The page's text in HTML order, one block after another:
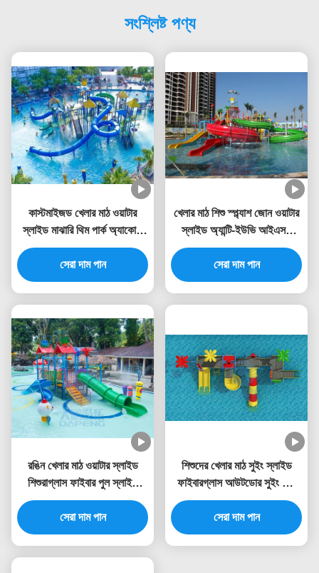
সংশ্লিষ্ট পণ্য
কাস্টমাইজড খেলার মাঠ ওয়াটার
স্লাইড মাঝারি থিম পার্ক অ্যাকোয়া
টাওয়ার
সেরা দাম পান
খেলার মাঠ শিশু স্প্ল্যাশ জোন ওয়াটার
স্লাইড অ্যান্টি-ইউভি আইএসও
টিইউভি রোএইচএস শংসাপত্র
সেরা দাম পান
রঙিন খেলার মাঠ ওয়াটার স্লাইড
শিশুরাগ্লাস ফাইবার পুল স্লাইড
RoHS অনুমোদিত
সেরা দাম পান
শিশুদের খেলার মাঠ সুইং স্লাইড
ফাইবারগ্লাস আউটডোর সুইং সেট
ওয়াটার স্লাইড
সেরা দাম পান